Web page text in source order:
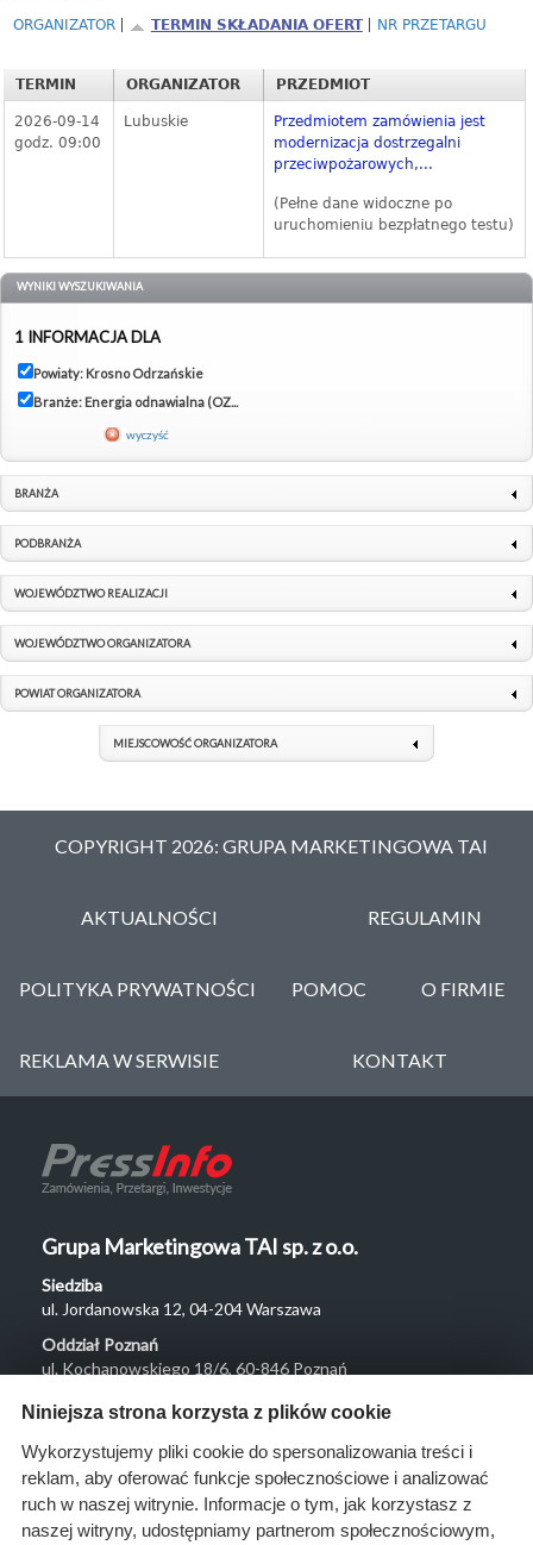
ORGANIZATOR TERMIN SKŁADANIA OFERT NR PRZETARGU
TERMIN ORGANIZATOR PRZEDMIOT
2026-09-14
godz. 09:00
Lubuskie
Przedmiotem zamówienia jest
modernizacja dostrzegalni
przeciwpożarowych,...
(Pełne dane widoczne po
uruchomieniu bezpłatnego testu)
WYNIKI WYSZUKIWANIA
1 INFORMACJA DLA
Powiaty: Krosno Odrzańskie
Branże: Energia odnawialna (OZ...
wyczyść
BRANŻA
PODBRANŻA
WOJEWÓDZTWO REALIZACJI
WOJEWÓDZTWO ORGANIZATORA
POWIAT ORGANIZATORA
MIEJSCOWOŚĆ ORGANIZATORA
COPYRIGHT 2026: GRUPA MARKETINGOWA TAI
AKTUALNOŚCI REGULAMIN
POLITYKA PRYWATNOŚCI POMOC O FIRMIE
REKLAMA W SERWISIE KONTAKT
Grupa Marketingowa TAI sp. z o.o.
Siedziba
ul. Jordanowska 12, 04-204 Warszawa
Oddział Poznań
ul. Kochanowskiego 18/6, 60-846 Poznań
Menu
O nas
Rozwiązania
Monitoring
Niniejsza strona korzysta z plików cookie
Wykorzystujemy pliki cookie do spersonalizowania treści i
reklam, aby oferować funkcje społecznościowe i analizować
ruch w naszej witrynie. Informacje o tym, jak korzystasz z
naszej witryny, udostępniamy partnerom społecznościowym,